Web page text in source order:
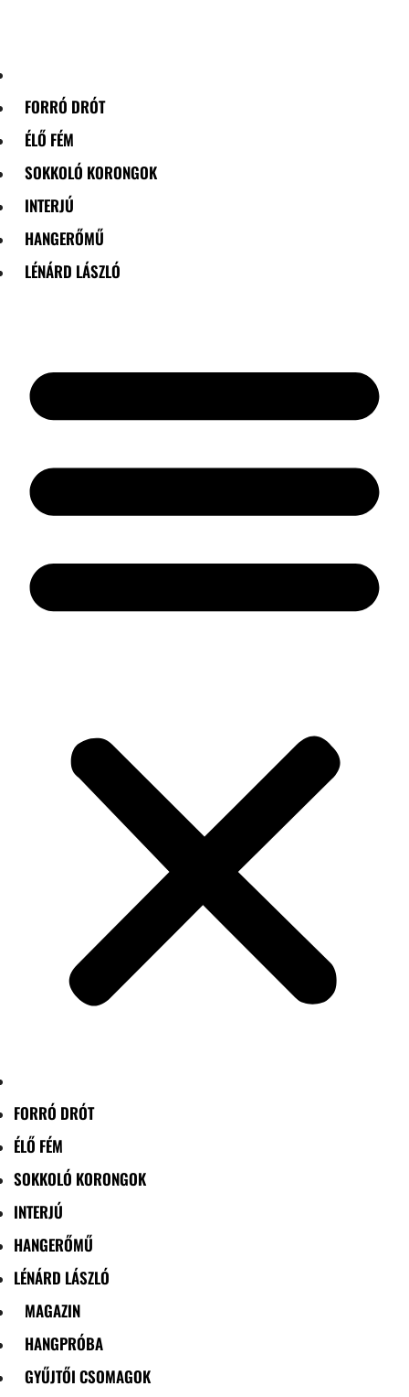
FORRÓ DRÓT
ÉLŐ FÉM
SOKKOLÓ KORONGOK
INTERJÚ
HANGERŐMŰ
LÉNÁRD LÁSZLÓ
FORRÓ DRÓT
ÉLŐ FÉM
SOKKOLÓ KORONGOK
INTERJÚ
HANGERŐMŰ
LÉNÁRD LÁSZLÓ
MAGAZIN
HANGPRÓBA
GYŰJTŐI CSOMAGOK